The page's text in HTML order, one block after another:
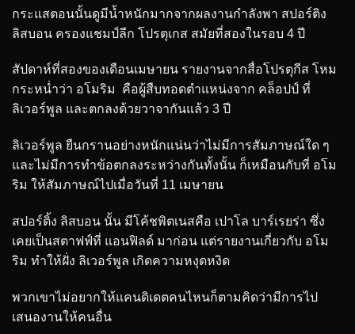
กระแสตอนนั้นดูมีน้ำหนักมากจากผลงานกำลังพา สปอร์ติง
ลิสบอน ครองแชมป์ลีก โปรตุเกส สมัยที่สองในรอบ 4 ปี
สัปดาห์ที่สองของเดือนเมษายน รายงานจากสื่อโปรตุกีส โหม
กระหน่ำว่า อโมริม คือผู้สืบทอดตำแหน่งจาก คล็อปป์ ที่
ลิเวอร์พูล และตกลงด้วยวาจากันแล้ว 3 ปี
ลิเวอร์พูล ยืนกรานอย่างหนักแน่นว่าไม่มีการสัมภาษณ์ใด ๆ
และไม่มีการทำข้อตกลงระหว่างกันทั้งนั้น ก็เหมือนกับที่ อโม
ริม ให้สัมภาษณ์ไปเมื่อวันที่ 11 เมษายน
สปอร์ติ้ง ลิสบอน นั้น มีโค้ชพิตเนสคือ เปาโล บาร์เรยร่า ซึ่ง
เคยเป็นสตาฟฟ์ที่ แอนฟิลด์ มาก่อน แต่รายงานเกี่ยวกับ อโม
ริม ทำให้ฝั่ง ลิเวอร์พูล เกิดความหงุดหงิด
พวกเขาไม่อยากให้แคนดิเดตคนไหนก็ตามคิดว่ามีการไป
เสนองานให้คนอื่น